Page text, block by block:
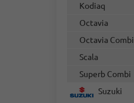
Kodiaq
Octavia
Octavia Combi
Scala
Superb Combi
Suzuki